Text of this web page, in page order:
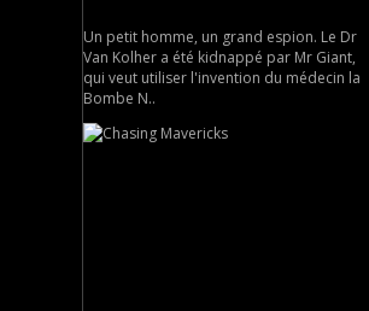
Un petit homme, un grand espion. Le Dr
Van Kolher a été kidnappé par Mr Giant,
qui veut utiliser l'invention du médecin la
Bombe N..